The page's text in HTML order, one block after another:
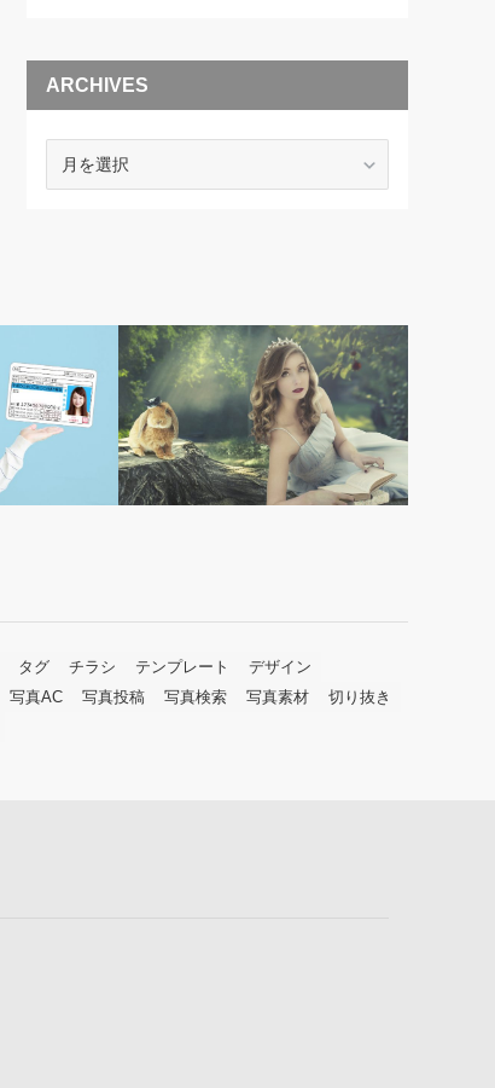
ARCHIVES
ARCHIVES
タグ チラシ テンプレート
デザイン
写真AC 写真投稿 写真検索 写真素材
切り抜き